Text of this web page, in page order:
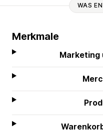
WAS
Merkmale
Marketing